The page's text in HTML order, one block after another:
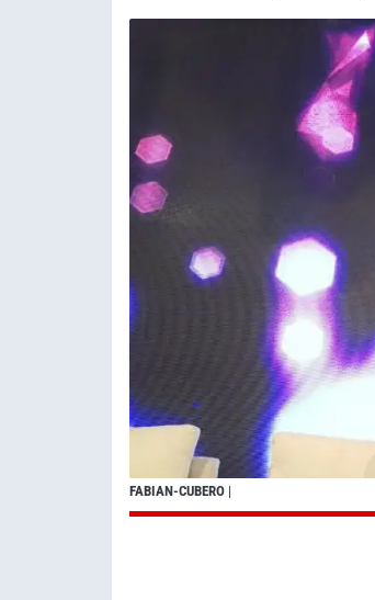
FABIAN-CUBERO |